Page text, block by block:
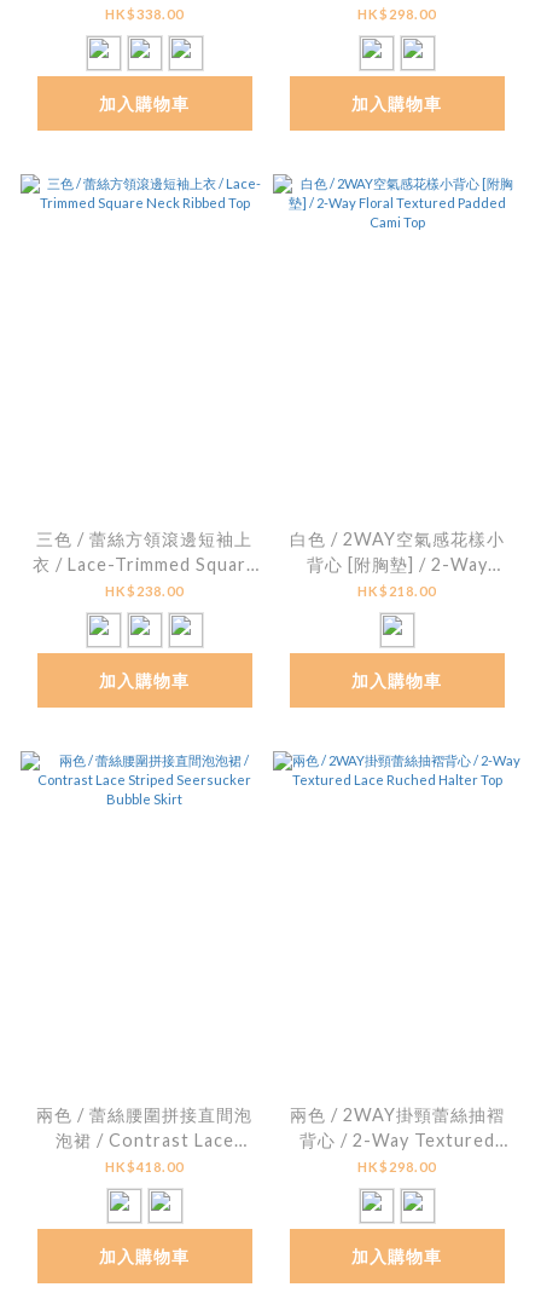
Pocket Slub Cotton Mini
Skirt
HK$338.00
加入購物車
Smocked Peplum Top
HK$298.00
加入購物車
三色 / 蕾絲方領滾邊短袖上
衣 / Lace-Trimmed Square
Neck Ribbed Top
HK$238.00
加入購物車
白色 / 2WAY空氣感花樣小
背心 [附胸墊] / 2-Way
Floral Textured Padded
Cami Top
HK$218.00
加入購物車
兩色 / 蕾絲腰圍拼接直間泡
泡裙 / Contrast Lace
Striped Seersucker
Bubble Skirt
HK$418.00
加入購物車
兩色 / 2WAY掛頸蕾絲抽褶
背心 / 2-Way Textured
Lace Ruched Halter Top
HK$298.00
加入購物車